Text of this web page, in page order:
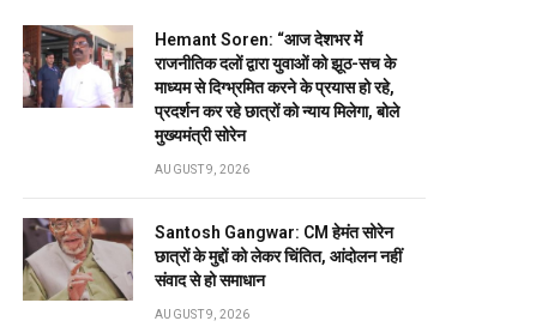
Hemant Soren: “आज देशभर में
राजनीतिक दलों द्वारा युवाओं को झूठ-सच के
माध्यम से दिग्भ्रमित करने के प्रयास हो रहे,
प्रदर्शन कर रहे छात्रों को न्याय मिलेगा, बोले
मुख्यमंत्री सोरेन
AUGUST 9, 2026
Santosh Gangwar: CM हेमंत सोरेन
छात्रों के मुद्दों को लेकर चिंतित, आंदोलन नहीं
संवाद से हो समाधान
AUGUST 9, 2026